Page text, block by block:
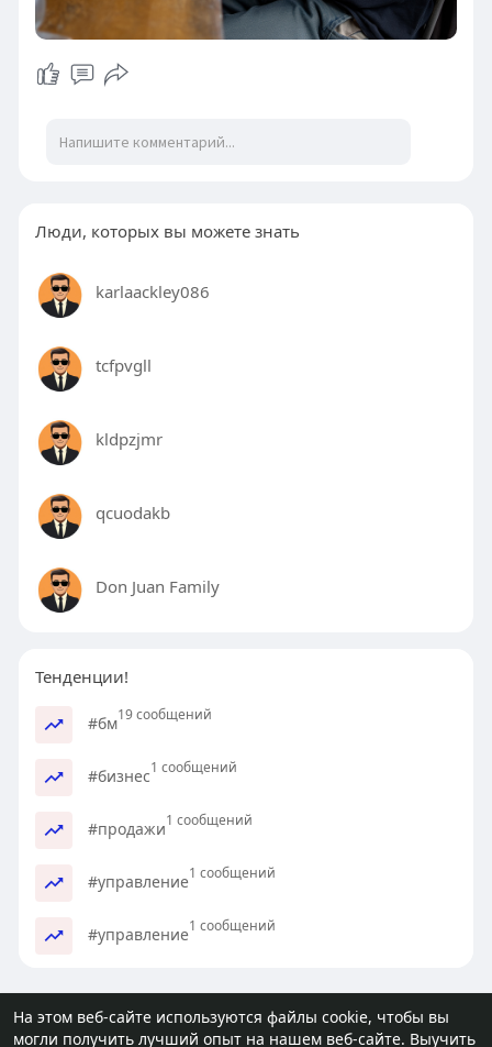
На этом веб-сайте используются файлы cookie, чтобы вы
могли получить лучший опыт на нашем веб-сайте. Выучить
Люди, которых вы можете знать
karlaackley086
tcfpvgll
kldpzjmr
qcuodakb
Don Juan Family
Тенденции!
#бм19 сообщений
#бизнес1 сообщений
#продажи1 сообщений
#управление1 сообщений
#управление1 сообщений
© 2026 molodost.bz